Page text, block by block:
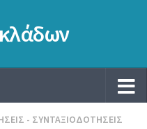
- ΣΥΝΤΑΞΙΟΔΟΤΉΣΕΙΣ